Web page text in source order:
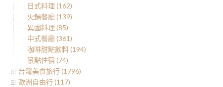
日式料理 (162)
火鍋餐廳 (139)
異國料理 (85)
中式餐廳 (361)
咖啡甜點飲料 (194)
景點住宿 (74)
台灣美食旅行 (1796)
歐洲自由行 (117)